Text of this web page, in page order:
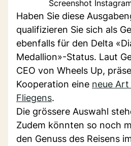
Screenshot
Haben Sie diese
qualifizieren Sie sich als
ebenfalls für den Delta
Medallion»-Status. Laut
CEO von Wheels Up,
Kooperation eine neue
Fliegens.
Die grössere Auswahl
Zudem könnten so noch
den Genuss des Reisens